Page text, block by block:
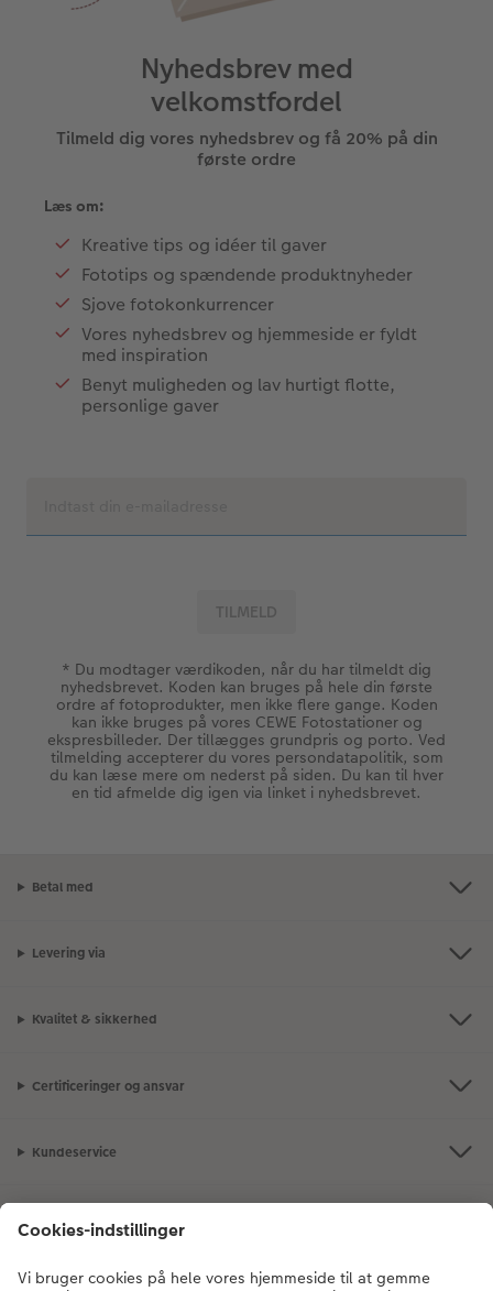
Nyhedsbrev med
velkomstfordel
Tilmeld dig vores nyhedsbrev og få 20% på din
første ordre
Læs om:
Kreative tips og idéer til gaver
Fototips og spændende produktnyheder
Sjove fotokonkurrencer
Vores nyhedsbrev og hjemmeside er fyldt
med inspiration
Benyt muligheden og lav hurtigt flotte,
personlige gaver
* Du modtager værdikoden, når du har tilmeldt dig
nyhedsbrevet. Koden kan bruges på hele din første
ordre af fotoprodukter, men ikke flere gange. Koden
kan ikke bruges på vores CEWE Fotostationer og
ekspresbilleder. Der tillægges grundpris og porto. Ved
tilmelding accepterer du vores persondatapolitik, som
du kan læse mere om nederst på siden. Du kan til hver
en tid afmelde dig igen via linket i nyhedsbrevet.
Betal med
Levering via
Kvalitet & sikkerhed
Certificeringer og ansvar
Kundeservice
Fotoprodukter